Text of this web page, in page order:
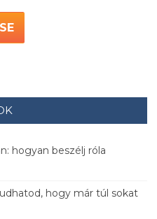
hogyan beszélj róla
hogy már túl sokat